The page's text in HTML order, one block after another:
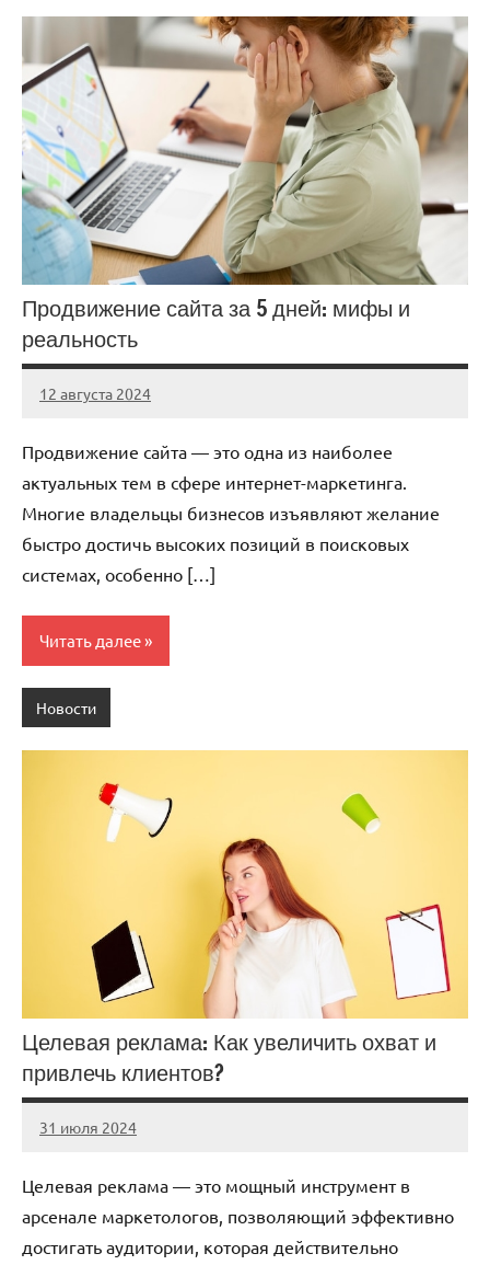
Продвижение сайта за 5 дней: мифы и
реальность
12 августа 2024
Avtor
Нет
Продвижение сайта — это одна из наиболее
актуальных тем в сфере интернет-маркетинга.
Многие владельцы бизнесов изъявляют желание
быстро достичь высоких позиций в поисковых
системах, особенно […]
Читать далее
Новости
Целевая реклама: Как увеличить охват и
привлечь клиентов?
31 июля 2024
Avtor
Нет
Целевая реклама — это мощный инструмент в
арсенале маркетологов, позволяющий эффективно
достигать аудитории, которая действительно